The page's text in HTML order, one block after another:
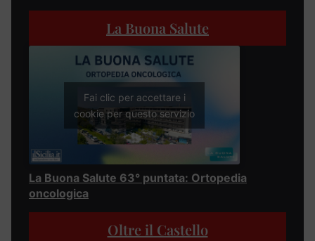
La Buona Salute
Fai clic per accettare i
cookie per questo servizio
La Buona Salute 63° puntata: Ortopedia
oncologica
Oltre il Castello